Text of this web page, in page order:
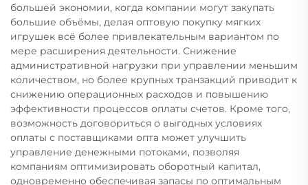
большей экономии, когда компании могут закупать
большие объёмы, делая оптовую покупку мягких
игрушек всё более привлекательным вариантом по
мере расширения деятельности. Снижение
административной нагрузки при управлении меньшим
количеством, но более крупных транзакций приводит к
снижению операционных расходов и повышению
эффективности процессов оплаты счетов. Кроме того,
возможность договориться о выгодных условиях
оплаты с поставщиками опта может улучшить
управление денежными потоками, позволяя
компаниям оптимизировать оборотный капитал,
одновременно обеспечивая запасы по оптимальным